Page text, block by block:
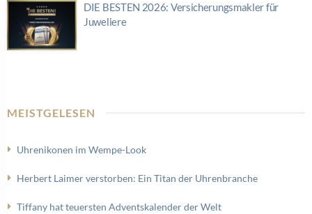
DIE BESTEN 2026: Versicherungsmakler für
Juweliere
MEISTGELESEN
Uhrenikonen im Wempe-Look
Herbert Laimer verstorben: Ein Titan der Uhrenbranche
Tiffany hat teuersten Adventskalender der Welt